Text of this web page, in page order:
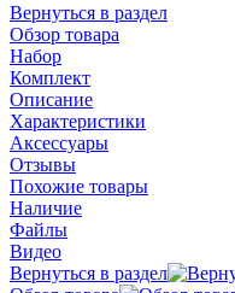
Вернуться в раздел
Обзор товара
Набор
Комплект
Описание
Характеристики
Аксессуары
Отзывы
Похожие товары
Наличие
Файлы
Видео
Вернуться в раздел